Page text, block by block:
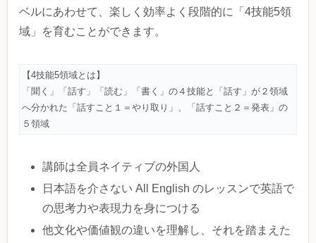
ベルにあわせて、楽しく効率よく段階的に「4技能5領
域」を育むことができます。
【4技能5領域とは】
「聞く」「話す」「読む」「書く」の４技能と「話す」が２領域
へ分かれた「話すこと１＝やり取り」、「話すこと２＝発表」の
５領域
講師は全員ネイティブの外国人
日本語を介さない All English のレッスンで英語で
の思考力や表現力を身につける
他文化や価値観の違いを理解し、それを踏まえた